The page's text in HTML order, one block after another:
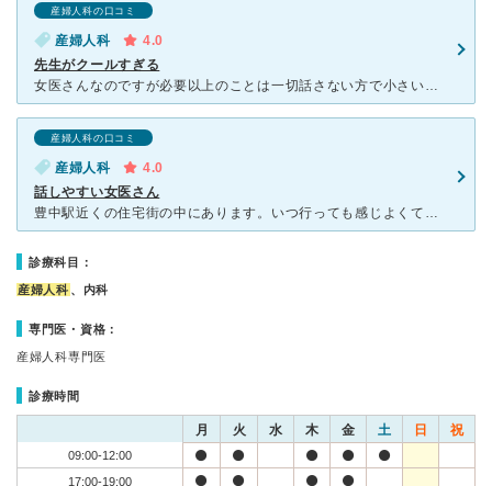
産婦人科の口コミ
産婦人科
4.0
先生がクールすぎる
女医さんなのですが必要以上のことは一切話さない方で小さい子供を連れて行っても、あやしたり声をかけたりは全くしません。 そして気分屋さんなのか診察室に入っていった時にその日は機嫌がいいか悪いか、わかり
産婦人科の口コミ
産婦人科
4.0
話しやすい女医さん
豊中駅近くの住宅街の中にあります。いつ行っても感じよくて話しやすくてとても良い女医さんです。説明もわかりやすかったです。クリニックも綺麗で清潔でセンス良く素敵です。インフルエンザの予防接種でも利用しま
診療科目：
産婦人科 、内科
専門医・資格：
産婦人科専門医
診療時間
月 火 水 木 金 土 日 祝
09:00-12:00
17:00-19:00